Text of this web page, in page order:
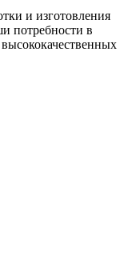
и изготовления
потребности в